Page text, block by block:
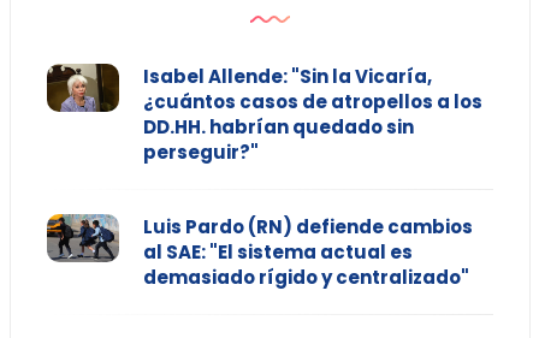
Isabel Allende: "Sin la Vicaría,
¿cuántos casos de atropellos a los
DD.HH. habrían quedado sin
perseguir?"
Luis Pardo (RN) defiende cambios
al SAE: "El sistema actual es
demasiado rígido y centralizado"